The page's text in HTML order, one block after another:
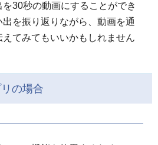
30秒の動画にすることができ
を振り返りながら、動画を通
てみてもいいかもしれません
の場合